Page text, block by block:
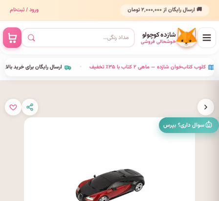
🚚 ارسال رایگان از ۲٬۰۰۰٬۰۰۰ تومان ورود / ثبت‌نام
شازده کوچولو
خوشحالی فروشی
ارسال رایگان برای خرید بالای • کلوب کتاب‌خوان شازده — ماهی ۲ کتاب با ۳۵٪ تخفیف •
سوال داری؟ بپرس